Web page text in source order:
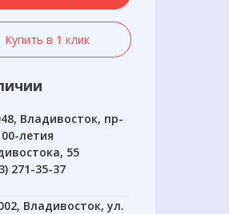
Купить в 1 клик
Владивосток, пр-
летия
55
271-35-37
Владивосток, ул.